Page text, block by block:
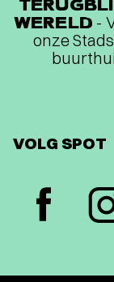
WERELD -
onze
VOLG SPOT